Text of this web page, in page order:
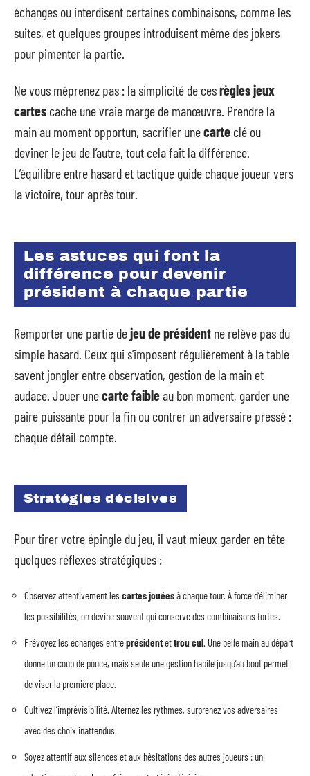
échanges ou interdisent certaines combinaisons, comme les
suites, et quelques groupes introduisent même des jokers
pour pimenter la partie.
Ne vous méprenez pas : la simplicité de cesrègles jeux
cartes cache une vraie marge de manœuvre. Prendre la
main au moment opportun, sacrifier unecarte clé ou
deviner le jeu de l’autre, tout cela fait la différence.
L’équilibre entre hasard et tactique guide chaque joueur vers
la victoire, tour après tour.
Les astuces qui font la
différence pour devenir
président à chaque partie
Remporter une partie dejeu de président ne relève pas du
simple hasard. Ceux qui s’imposent régulièrement à la table
savent jongler entre observation, gestion de la main et
audace. Jouer unecarte faibleau bon moment, garder une
paire puissante pour la fin ou contrer un adversaire pressé :
chaque détail compte.
Stratégies décisives
Pour tirer votre épingle du jeu, il vaut mieux garder en tête
quelques réflexes stratégiques :
Observez attentivement les cartes jouéesà chaque tour. À force d’éliminer
les possibilités, on devine souvent qui conserve des combinaisons fortes.
Prévoyez les échanges entreprésidentettrou cul . Une belle main au départ
donne un coup de pouce, mais seule une gestion habile jusqu’au bout permet
de viser la première place.
Cultivez l’imprévisibilité. Alternez les rythmes, surprenez vos adversaires
avec des choix inattendus.
Soyez attentif aux silences et aux hésitations des autres joueurs : un